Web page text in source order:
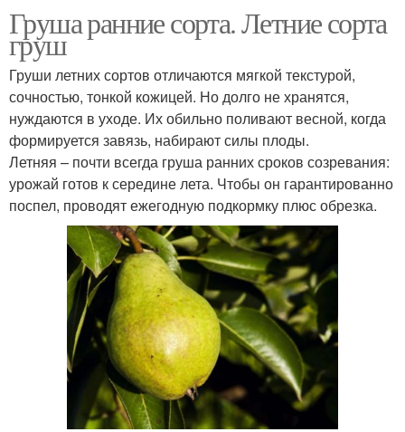
Груша ранние сорта. Летние сорта
груш
Груши летних сортов отличаются мягкой текстурой,
сочностью, тонкой кожицей. Но долго не хранятся,
нуждаются в уходе. Их обильно поливают весной, когда
формируется завязь, набирают силы плоды.
Летняя – почти всегда груша ранних сроков созревания:
урожай готов к середине лета. Чтобы он гарантированно
поспел, проводят ежегодную подкормку плюс обрезка.